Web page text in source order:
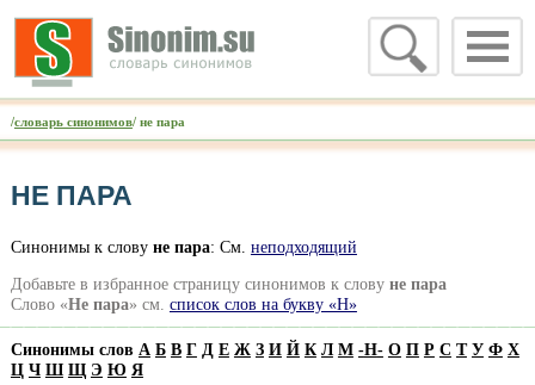
/словарь синонимов/ не пара
НЕ ПАРА
Синонимы к слову не пара: См. неподходящий
Добавьте в избранное страницу синонимов к слову не пара
Слово «Не пара» см. список слов на букву «Н»
Синонимы слов А Б В Г Д Е Ж З И Й К Л М -Н- О П Р С Т У Ф Х
Ц Ч Ш Щ Э Ю Я